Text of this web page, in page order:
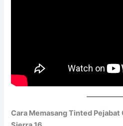
Cara Memasang Tinted